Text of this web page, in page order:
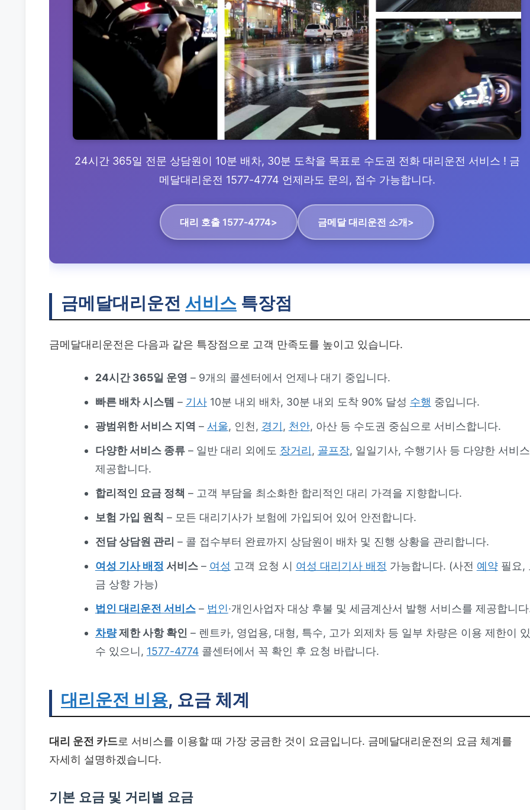
24시간 365일 전문 상담원이 10분 배차, 30분 도착을 목표로 수도권 전화 대리운전 서비스 ! 금
메달대리운전 1577-4774 언제라도 문의, 접수 가능합니다.
대리 호출 1577-4774> 금메달 대리운전 소개>
금메달대리운전 서비스 특장점
금메달대리운전은 다음과 같은 특장점으로 고객 만족도를 높이고 있습니다.
24시간 365일 운영 – 9개의 콜센터에서 언제나 대기 중입니다.
빠른 배차 시스템 – 기사10분 내외 배차, 30분 내외 도착 90% 달성 수행 중입니다.
광범위한 서비스 지역 – 서울, 인천, 경기 , 천안, 아산 등 수도권 중심으로 서비스합니다.
다양한 서비스 종류– 일반 대리 외에도 장거리 , 골프장, 일일기사, 수행기사 등 다양한 서비
제공합니다.
합리적인 요금 정책 – 고객 부담을 최소화한 합리적인 대리 가격을 지향합니다.
보험 가입 원칙 – 모든 대리기사가 보험에 가입되어 있어 안전합니다.
전담 상담원 관리 – 콜 접수부터 완료까지 상담원이 배차 및 진행 상황을 관리합니다.
여성 기사 배정 서비스– 여성 고객 요청 시 여성 대리기사 배정 가능합니다. (사전 예약필요,
금 상향 가능)
법인 대리운전 서비스– 법인·개인사업자 대상 후불 및 세금계산서 발행 서비스를 제공합니
차량제한 사항 확인 – 렌트카, 영업용, 대형, 특수, 고가 외제차 등 일부 차량은 이용 제한이
수 있으니, 1577-4774콜센터에서 꼭 확인 후 요청 바랍니다.
대리운전 비용, 요금 체계
대리 운전 카드로 서비스를 이용할 때 가장 궁금한 것이 요금입니다. 금메달대리운전의 요금 체계를
자세히 설명하겠습니다.
기본 요금 및 거리별 요금